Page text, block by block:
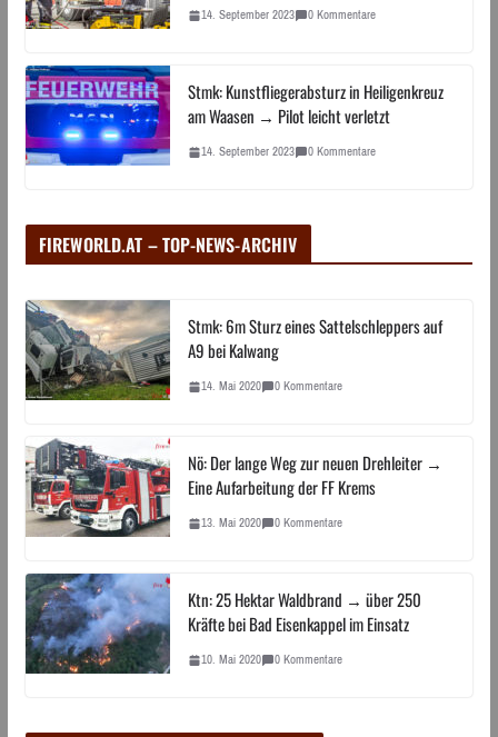
14. September 2023 0 Kommentare
Stmk: Kunstfliegerabsturz in Heiligenkreuz
am Waasen → Pilot leicht verletzt
14. September 2023 0 Kommentare
FIREWORLD.AT – TOP-NEWS-ARCHIV
Stmk: 6m Sturz eines Sattelschleppers auf
A9 bei Kalwang
14. Mai 2020 0 Kommentare
Nö: Der lange Weg zur neuen Drehleiter →
Eine Aufarbeitung der FF Krems
13. Mai 2020 0 Kommentare
Ktn: 25 Hektar Waldbrand → über 250
Kräfte bei Bad Eisenkappel im Einsatz
10. Mai 2020 0 Kommentare